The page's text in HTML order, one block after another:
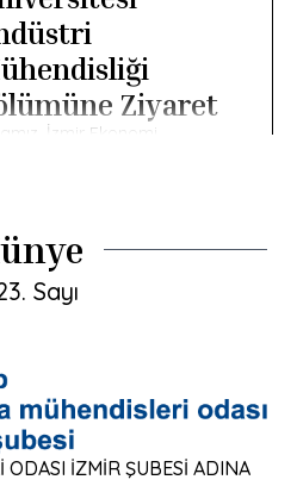
öğrenciler, Odamız
başarı hediyeleriyle
Gerçekleştirilen […]
Ziyaret
İzmir Ekonomi
[…]
Sayı
ODASI İZMİR ŞUBESİ ADINA